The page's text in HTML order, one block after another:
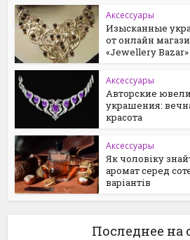
Аксессуары
Изысканные
от онлайн
«Jewellery Bazar»
Аксессуары
Авторские
украшения:
красота
Аксессуары
Як чоловіку
аромат серед
варіантів
Последнее на